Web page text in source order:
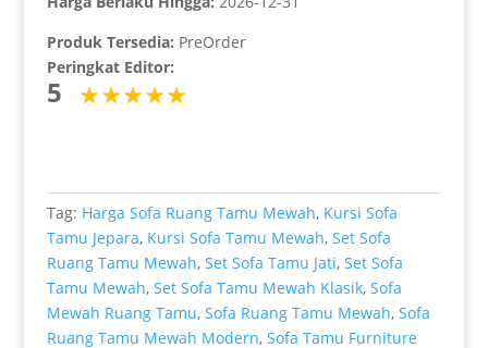
Produk Tersedia: PreOrder
Peringkat Editor:
5
Tag: Harga Sofa Ruang Tamu Mewah, Kursi Sofa
Tamu Jepara, Kursi Sofa Tamu Mewah, Set Sofa
Ruang Tamu Mewah, Set Sofa Tamu Jati, Set Sofa
Tamu Mewah, Set Sofa Tamu Mewah Klasik, Sofa
Mewah Ruang Tamu, Sofa Ruang Tamu Mewah, Sofa
Ruang Tamu Mewah Modern, Sofa Tamu Furniture